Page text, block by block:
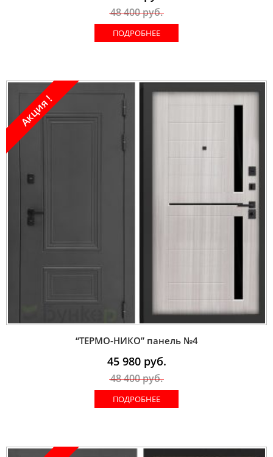
48 400руб.
ПОДРОБНЕЕ
Акция !
“ТЕРМО-НИКО” панель №4
45 980руб.
48 400руб.
ПОДРОБНЕЕ